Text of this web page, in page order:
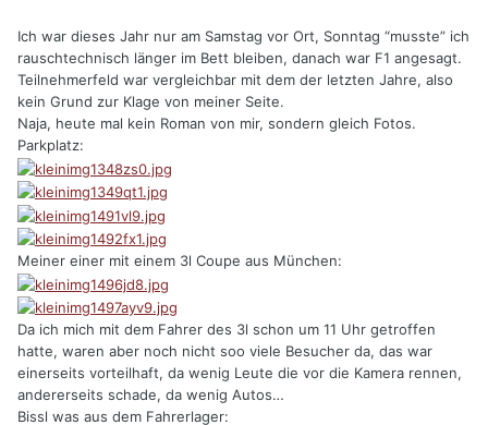
Ich war dieses Jahr nur am Samstag vor Ort, Sonntag “musste” ich
rauschtechnisch länger im Bett bleiben, danach war F1 angesagt.
Teilnehmerfeld war vergleichbar mit dem der letzten Jahre, also
kein Grund zur Klage von meiner Seite.
Naja, heute mal kein Roman von mir, sondern gleich Fotos.
Parkplatz:
Meiner einer mit einem 3l Coupe aus München:
Da ich mich mit dem Fahrer des 3l schon um 11 Uhr getroffen
hatte, waren aber noch nicht soo viele Besucher da, das war
einerseits vorteilhaft, da wenig Leute die vor die Kamera rennen,
andererseits schade, da wenig Autos…
Bissl was aus dem Fahrerlager: